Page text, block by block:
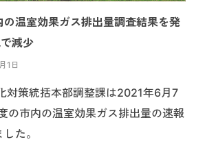
の温室効果ガス排出量調査結果を発
減少
1日
対策統括本部調整課は2021年6月7
の市内の温室効果ガス排出量の速報
た。